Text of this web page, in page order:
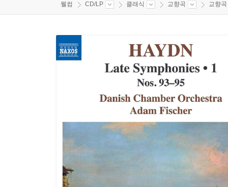
웰컴 CD/LP 클래식 교향곡 교향